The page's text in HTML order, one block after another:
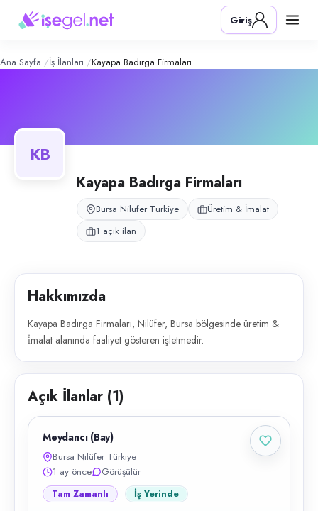
Badırga Firmaları – Şirket
Konum:
Kayapa Badırga Firmaları, Nilüfer, Bursa bölgesinde üretim & i̇malat
Giriş
Ana Sayfa İş İlanları Kayapa Badırga Firmaları
KB
Kayapa Badırga Firmaları
Bursa Nilüfer Türkiye
Üretim & İmalat
1 açık ilan
Hakkımızda
Kayapa Badırga Firmaları, Nilüfer, Bursa bölgesinde üretim &
i̇malat alanında faaliyet gösteren işletmedir.
Açık İlanlar (1)
Meydancı (Bay)
Bursa Nilüfer Türkiye
1 ay önce
Görüşülür
Tam Zamanlı İş Yerinde